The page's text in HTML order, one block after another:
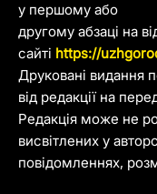
у першому або
другому абзаці на
сайті https://
Друковані видання
від редакції на
Редакція може не
висвітлених у
повідомленнях,